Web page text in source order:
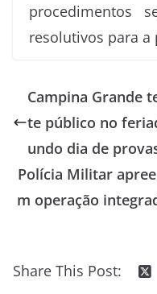
procedimentos
resolutivos para a
Campina Grande
te público no
undo dia de
Polícia Militar
m operação
Share This Post: